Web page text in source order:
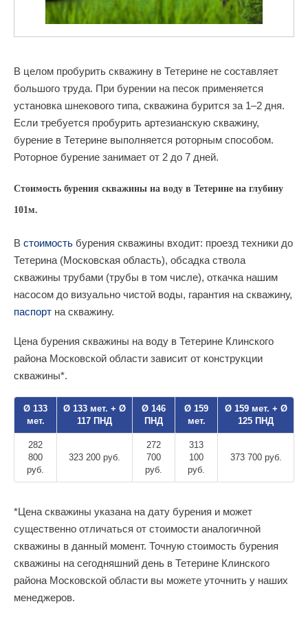
В целом пробурить скважину в Тетерине не составляет
большого труда. При бурении на песок применяется
установка шнекового типа, скважина бурится за 1–2 дня.
Если требуется пробурить артезианскую скважину,
бурение в Тетерине выполняется роторным способом.
Роторное бурение занимает от 2 до 7 дней.
Стоимость бурения скважины на воду в Тетерине на глубину
101м.
В стоимость бурения скважины входит: проезд техники до
Тетерина (Московская область), обсадка ствола
скважины трубами (трубы в том числе), откачка нашим
насосом до визуально чистой воды, гарантия на скважину,
паспорт на скважину.
Цена бурения скважины на воду в Тетерине Клинского
района Московской области зависит от конструкции
скважины*.
Ø 133
мет.
Ø 133 мет. + Ø
117 ПНД
Ø 146
ПНД
Ø 159
мет.
Ø 159 мет. + Ø
125 ПНД
282
800
руб.
323 200 руб.
272
700
руб.
313
100
руб.
373 700 руб.
*Цена скважины указана на дату бурения и может
существенно отличаться от стоимости аналогичной
скважины в данный момент. Точную стоимость бурения
скважины на сегодняшний день в Тетерине Клинского
района Московской области вы можете уточнить у наших
менеджеров.